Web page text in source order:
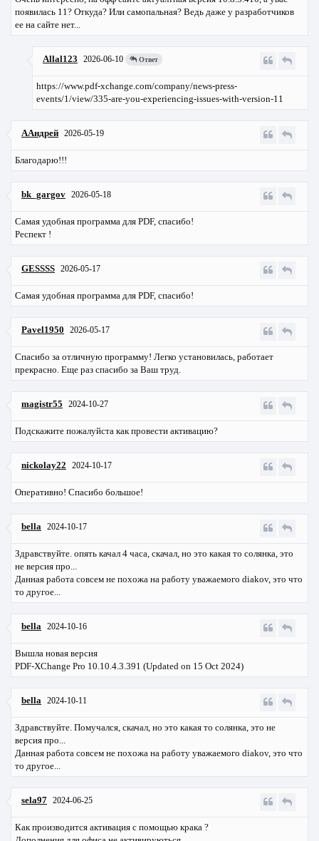
появилась 11? Откуда? Или самопальная? Ведь даже у разработчиков
ее на сайте нет...
Allal123 2026-06-10 Ответ
https://www.pdf-xchange.com/company/news-press-
events/1/view/335-are-you-experiencing-issues-with-version-11
ААндрей 2026-05-19
Благодарю!!!
bk_gargov 2026-05-18
Самая удобная программа для PDF, спасибо!
Респект !
GESSSS 2026-05-17
Самая удобная программа для PDF, спасибо!
Pavel1950 2026-05-17
Спасибо за отличную программу! Легко установилась, работает
прекрасно. Еще раз спасибо за Ваш труд.
magistr55 2024-10-27
Подскажите пожалуйста как провести активацию?
nickolay22 2024-10-17
Оперативно! Спасибо большое!
bella 2024-10-17
Здравствуйте. опять качал 4 часа, скачал, но это какая то солянка, это
не версия про...
Данная работа совсем не похожа на работу уважаемого diakov, это что
то другое...
bella 2024-10-16
Вышла новая версия
PDF-XChange Pro 10.10.4.3.391 (Updated on 15 Oct 2024)
bella 2024-10-11
Здравствуйте. Помучался, скачал, но это какая то солянка, это не
версия про...
Данная работа совсем не похожа на работу уважаемого diakov, это что
то другое...
sela97 2024-06-25
Как производится активация с помощью крака ?